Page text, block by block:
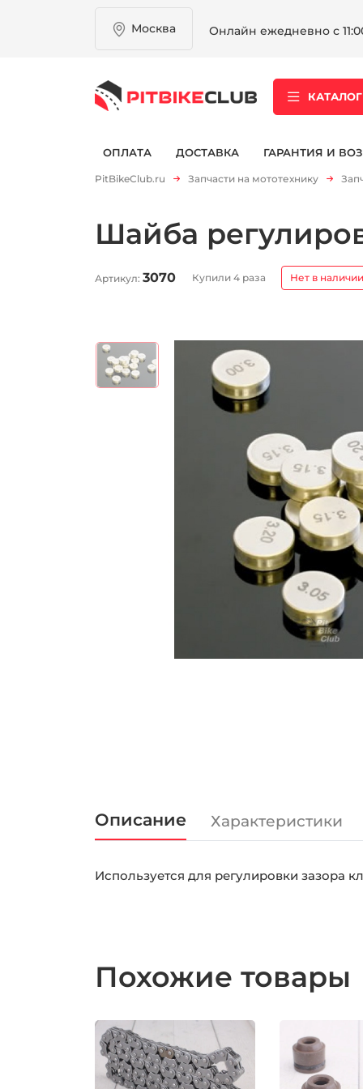
Москва Онлайн ежедневно с
КАТАЛОГ
ОПЛАТА ДОСТАВКА ГАРАНТИЯ И
PitBikeClub.ru Запчасти на мототехнику
Шайба
Артикул: 3070 Купили 4 раза Нет в наличии
Описание Характеристики
Используется для регулировки зазора
Похожие товары